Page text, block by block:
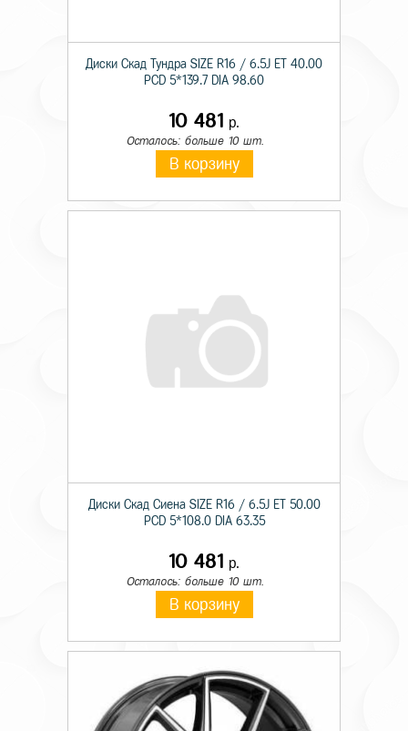
Диски Скад Тундра SIZE R16 / 6.5J ET 40.00
PCD 5*139.7 DIA 98.60
10 481 р.
Осталось: больше 10 шт.
В корзину
Диски Скад Сиена SIZE R16 / 6.5J ET 50.00
PCD 5*108.0 DIA 63.35
10 481 р.
Осталось: больше 10 шт.
В корзину